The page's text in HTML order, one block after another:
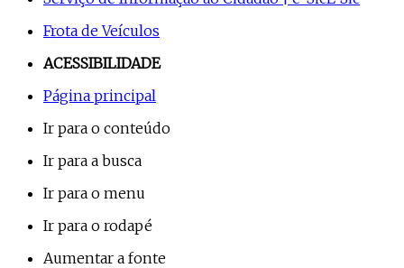
Frota de Veículos
ACESSIBILIDADE
Página principal
Ir para o conteúdo
Ir para a busca
Ir para o menu
Ir para o rodapé
Aumentar a fonte